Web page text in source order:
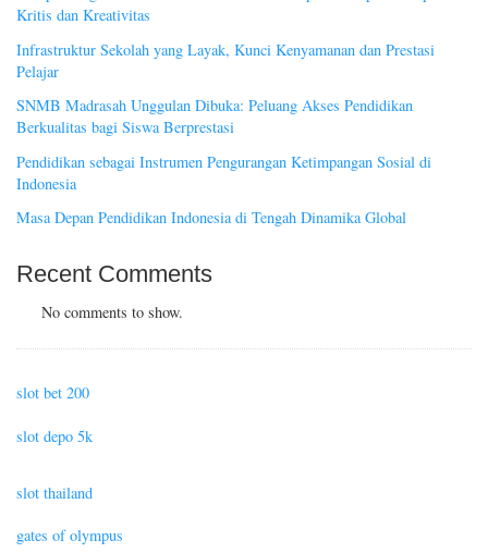
Kritis dan Kreativitas
Infrastruktur Sekolah yang Layak, Kunci Kenyamanan dan Prestasi
Pelajar
SNMB Madrasah Unggulan Dibuka: Peluang Akses Pendidikan
Berkualitas bagi Siswa Berprestasi
Pendidikan sebagai Instrumen Pengurangan Ketimpangan Sosial di
Indonesia
Masa Depan Pendidikan Indonesia di Tengah Dinamika Global
Recent Comments
No comments to show.
slot bet 200
slot depo 5k
slot thailand
gates of olympus